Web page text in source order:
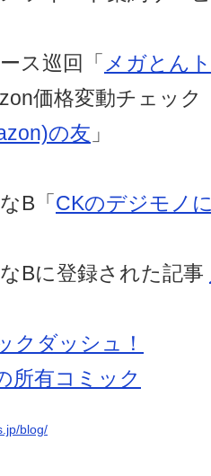
ス巡回「 メガとん
価格変動チェック
の友 」
B「 CKのデジモノ
なBに登録された記事
blog/